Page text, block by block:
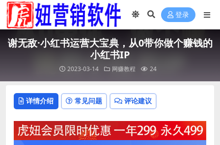
登录
谢无敌·小红书运营大宝典，从0带你做个赚钱的
小红书IP
2023-03-14 网赚教程 24
详情介绍 常见问题 评论建议